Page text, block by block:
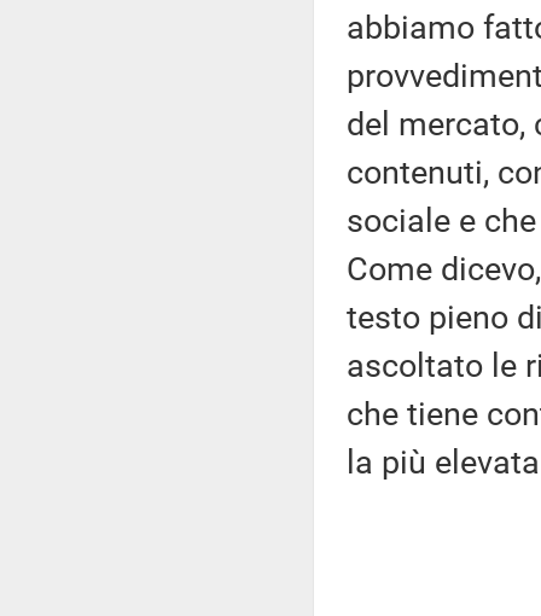
abbiamo
del mercato,
contenuti,
sociale e
Come
testo pieno
ascoltato le
che tiene
la più